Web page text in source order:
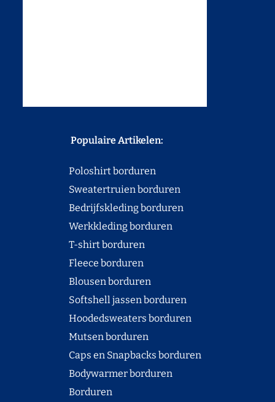
Populaire Artikelen:
Poloshirt borduren
Sweatertruien borduren
Bedrijfskleding borduren
Werkkleding borduren
T-shirt borduren
Fleece borduren
Blousen borduren
Softshell jassen borduren
Hoodedsweaters borduren
Mutsen borduren
Caps en Snapbacks borduren
Bodywarmer borduren
Borduren